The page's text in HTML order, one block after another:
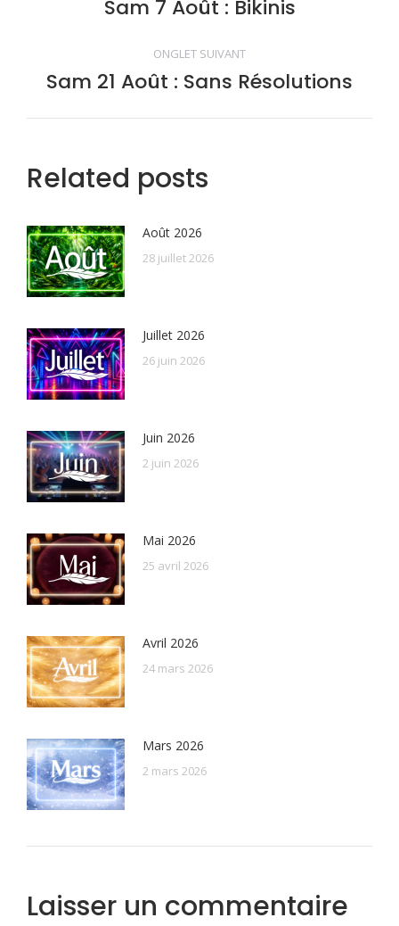
commentaire
Onglet
Sam 7 Août : Bikinis
ONGLET SUIVANT
Onglet
Sam 21 Août : Sans Résolutions
Related posts
Août 2026
28 juillet 2026
Juillet 2026
26 juin 2026
Juin 2026
2 juin 2026
Mai 2026
25 avril 2026
Avril 2026
24 mars 2026
Mars 2026
2 mars 2026
Laisser un commentaire